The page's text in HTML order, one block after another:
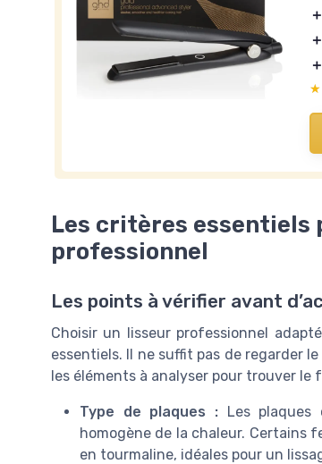
＋
＋
＋
Les critères essentiels
professionnel
Les points à vérifier avant
Choisir un lisseur professionnel
essentiels. Il ne suffit pas de regarder
les éléments à analyser pour trouver le
Type de plaques :Les plaques
homogène de la chaleur. Certains
en tourmaline, idéales pour un